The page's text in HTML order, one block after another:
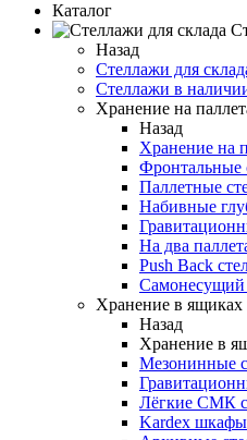
Каталог
Назад
Cтеллажи для
Стеллажи в
Хранение на
Назад
Хранение на
Фронтальные
Паллетные
Набивные
На два
Push Back
Самонесущий
Хранение в
Назад
Хранение в
Мезонинные
Лёгкие СМК
Kardex шкафы